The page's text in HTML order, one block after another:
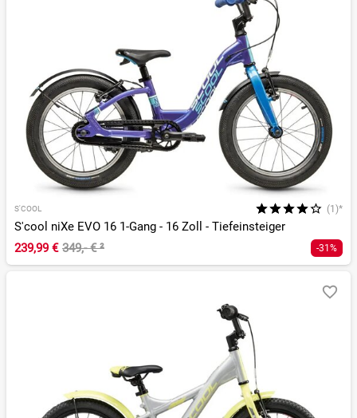
S'COOL (1)*
S'cool niXe EVO 16 1-Gang - 16 Zoll - Tiefeinsteiger
239,99 € 349,- €² -31%